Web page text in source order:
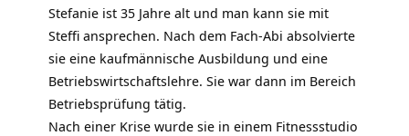
Stefanie ist 35 Jahre alt und man kann sie mit
Steffi ansprechen. Nach dem Fach-Abi absolvierte
sie eine kaufmännische Ausbildung und eine
Betriebswirtschaftslehre. Sie war dann im Bereich
Betriebsprüfung tätig.
Nach einer Krise wurde sie in einem Fitnessstudio